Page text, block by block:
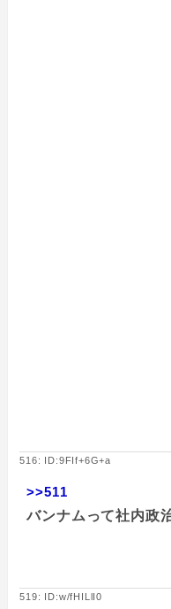
516: ID:9FIf+6G+a
>>511
バンナムって社内政
519: ID:w/fHILlI0